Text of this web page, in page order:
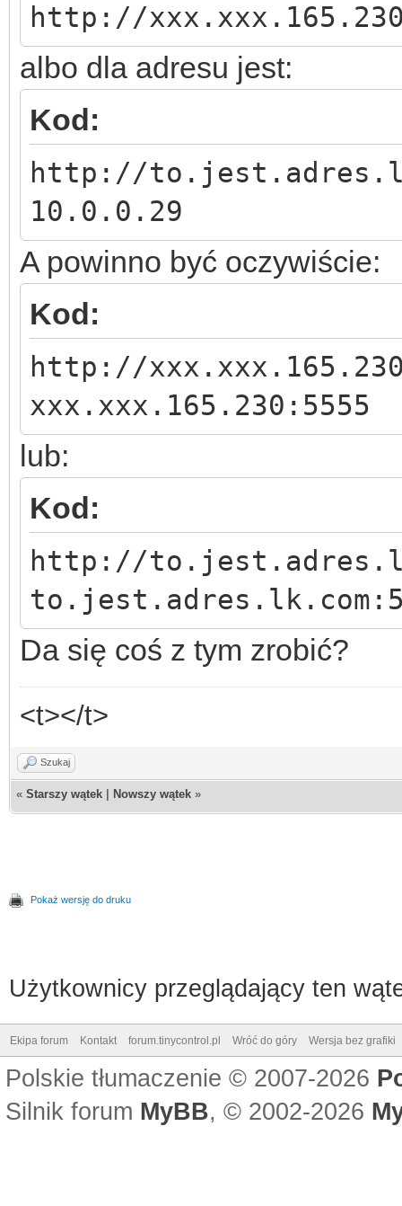
http://
albo dla adresu jest:
Kod:
http://
10.0.0.29
A powinno być oczywiście:
Kod:
http://
xxx.xxx.165.230:5555
lub:
Kod:
http://
Da się coś z tym zrobić?
<t></t>
Szukaj
« Starszy wątek Nowszy wątek »
Pokaż wersję do druku
Użytkownicy przeglądający ten
Ekipa forum Kontakt forum.tinycontrol.pl Wróć do góry Wersja bez grafiki
Polskie tłumaczenie © 2007-2026
Silnik forum MyBB, © 2002-2026